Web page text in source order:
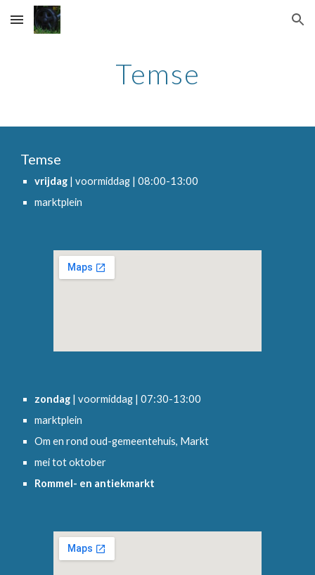
Skip to main content Skip to navigation
Temse
Temse
vrijdag | voormiddag | 08:00-13:00
marktplein
zondag | voormiddag | 07:30-13:00
marktplein
Om en rond oud-gemeentehuis, Markt
mei tot oktober
Rommel- en antiekmarkt